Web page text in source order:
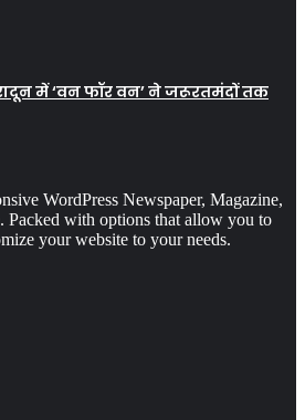
में ‘वन फॉर वन’ ने जरूरतमंदों तक
WordPress Newspaper, Magazine,
Packed with options that allow you to
your website to your needs.